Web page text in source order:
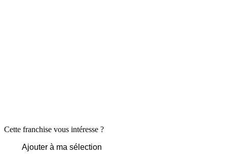
Cette franchise vous intéresse ?
Ajouter à ma sélection